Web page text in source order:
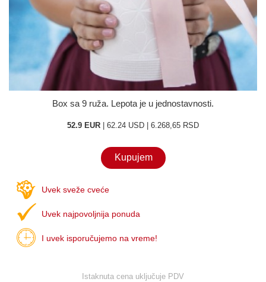
Box sa 9 ruža. Lepota je u jednostavnosti.
52.9 EUR | 62.24 USD | 6.268,65 RSD
Kupujem
Uvek sveže cveće
Uvek najpovoljnija ponuda
I uvek isporučujemo na vreme!
Istaknuta cena uključuje PDV